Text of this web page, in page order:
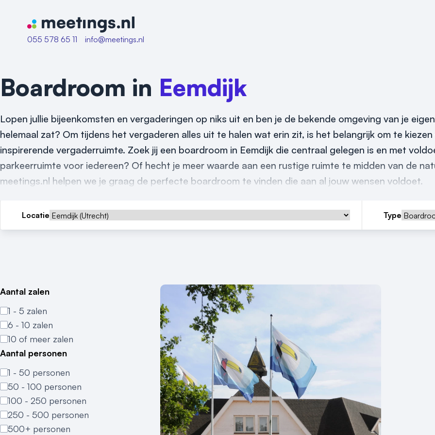
Naar home van Meetings
055 578 65 11
info@meetings.nl
Boardroom in Eemdijk
Lopen jullie bijeenkomsten en vergaderingen op niks uit en ben je de bekende omgeving van je
helemaal zat? Om tijdens het vergaderen alles uit te halen wat erin zit, is het belangrijk om te
inspirerende vergaderruimte. Zoek jij een boardroom in Eemdijk die centraal gelegen is en met
parkeerruimte voor iedereen? Of hecht je meer waarde aan een rustige ruimte te midden van de
meetings.nl helpen we je graag de perfecte boardroom te vinden die aan al jouw wensen voldoet.
Locatie Type
Aantal zalen
1 - 5 zalen
6 - 10 zalen
10 of meer zalen
Aantal personen
1 - 50 personen
50 - 100 personen
100 - 250 personen
250 - 500 personen
500+ personen